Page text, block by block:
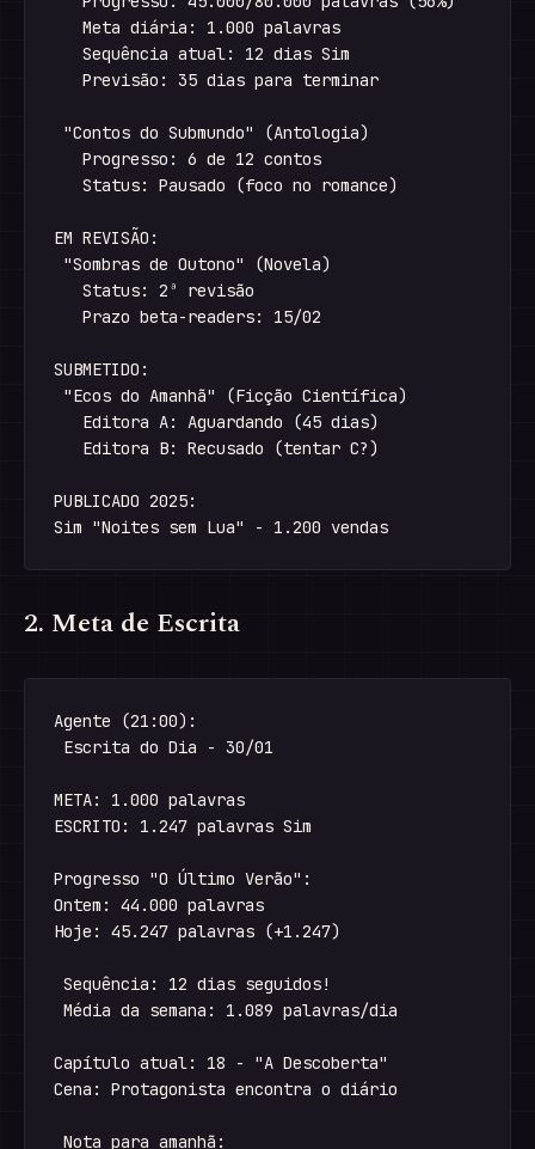
   Meta diária: 1.000 palavras
   Sequência atual: 12 dias Sim
   Previsão: 35 dias para terminar
"Contos do Submundo" (Antologia)
   Progresso: 6 de 12 contos
   Status: Pausado (foco no romance)
EM REVISÃO:
"Sombras de Outono" (Novela)
   Status: 2ª revisão
   Prazo beta-readers: 15/02
SUBMETIDO:
"Ecos do Amanhã" (Ficção Científica)
   Editora A: Aguardando (45 dias)
   Editora B: Recusado (tentar C?)
PUBLICADO 2025:
2. Meta de Escrita
Agente (21:00):
Escrita do Dia - 30/01
META: 1.000 palavras
ESCRITO: 1.247 palavras Sim
Progresso "O Último Verão":
Ontem: 44.000 palavras
Hoje: 45.247 palavras (+1.247)
Sequência: 12 dias seguidos!
Média da semana: 1.089 palavras/dia
Capítulo atual: 18 - "A Descoberta"
Cena: Protagonista encontra o diário
Nota para amanhã: